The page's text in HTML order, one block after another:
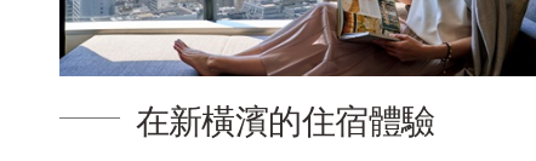
在新橫濱的住宿體驗